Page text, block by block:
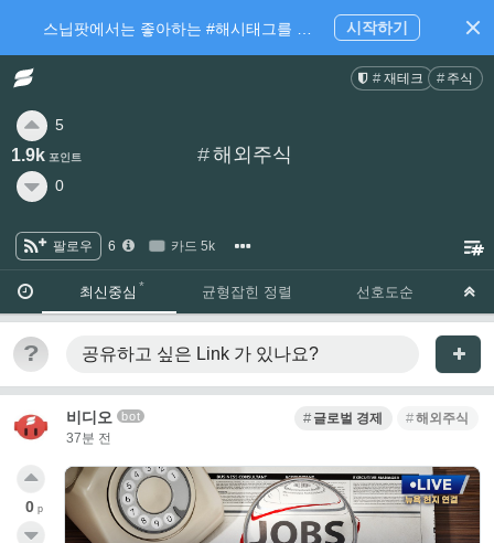
재테크 주식
#해외주식
5
1.9k 포인트
0
팔로우 6 카드 5k
최신중심 균형잡힌 정렬 선호도순
? 공유하고 싶은 Link 가 있나요?
비디오 bot
37분 전
글로벌 경제 해외주식
0 p
스닙팟에서는 좋아하는 #해시태그를 팔로우 하고 내가 관심있는 주제만 모아볼 수 있어요. 시작하기